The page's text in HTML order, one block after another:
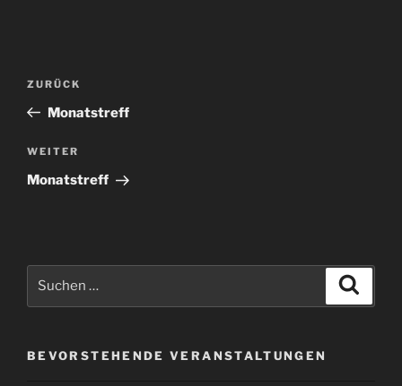
Beitragsnavigation
Vorheriger
Beitrag
ZURÜCK
Monatstreff
Nächster
Beitrag
WEITER
Monatstreff
BEVORSTEHENDE VERANSTALTUNGEN